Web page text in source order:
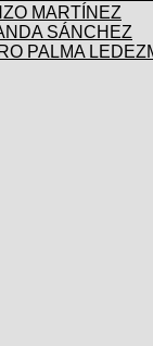
MARTÍNEZ
SÁNCHEZ
PALMA